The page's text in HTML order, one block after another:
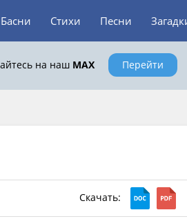
Басни Стихи Песни
на наш MAX Перейти
Скачать: